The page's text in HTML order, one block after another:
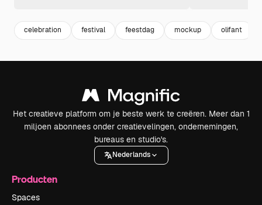
celebration festival feestdag mockup olifant
Het creatieve platform om je beste werk te creëren. Meer dan 1
miljoen abonnees onder creatievelingen, ondernemingen,
bureaus en studio's.
Nederlands
Producten
Spaces